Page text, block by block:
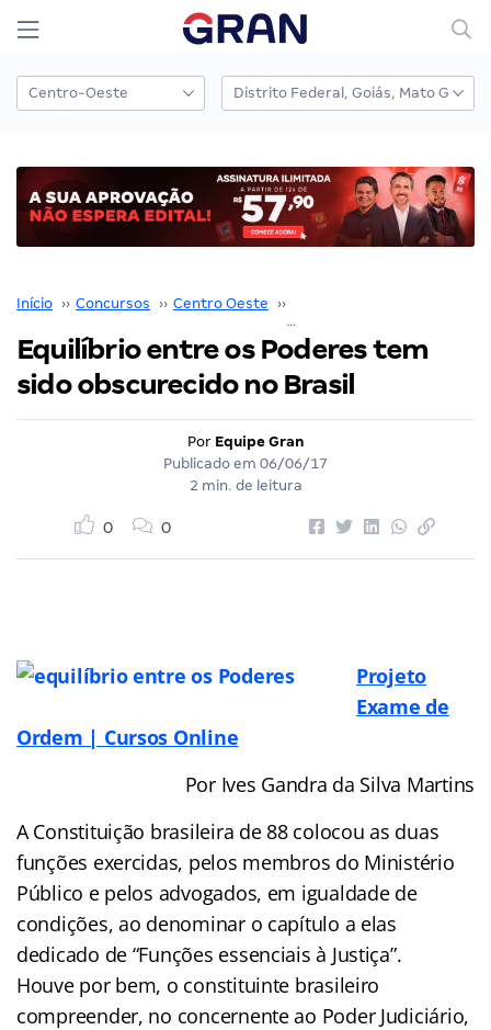
Início ›› Concursos ›› Centro Oeste ››
Equilíbrio entre os Poderes tem
sido obscurecido no Brasil
Por Equipe Gran
Publicado em 06/06/17
2 min. de leitura
0 0
Projeto
Exame de
Ordem | Cursos Online
Por Ives Gandra da Silva Martins
A Constituição brasileira de 88 colocou as duas
funções exercidas, pelos membros do Ministério
Público e pelos advogados, em igualdade de
condições, ao denominar o capítulo a elas
dedicado de “Funções essenciais à Justiça”.
Houve por bem, o constituinte brasileiro
compreender, no concernente ao Poder Judiciário,